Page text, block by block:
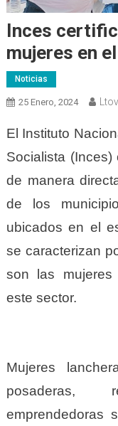
Inces
mujeres en
Noticias
25 Enero, 2024
El Instituto
Socialista
de manera
de los
ubicados en el
se caracterizan
son las mujeres
este sector.
Mujeres
posaderas,
emprendedoras